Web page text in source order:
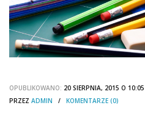
OPUBLIKOWANO: 20 SIERPNIA, 2015 O
PRZEZ ADMIN / KOMENTARZE (0)